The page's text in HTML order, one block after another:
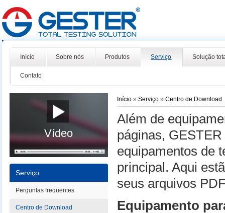
Início Sobre nós Produtos Serviço Solução
Contato
Vídeo
Serviço
Perguntas frequentes
Centro de Download
Início»Serviço »Centro de Download
Além de
páginas,
equipamentos de
principal. Aqui
seus arquivos
Equipamento